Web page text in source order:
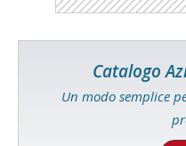
Catalogo
Un modo semplice